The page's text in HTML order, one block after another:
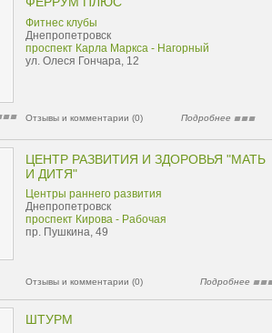
Фитнес клубы
Днепропетровск
проспект Карла Маркса - Нагорный
ул. Олеся Гончара, 12
Отзывы и комментарии (0) Подробнее
ЦЕНТР РАЗВИТИЯ И ЗДОРОВЬЯ "МАТЬ
И ДИТЯ"
Центры раннего развития
Днепропетровск
проспект Кирова - Рабочая
пр. Пушкина, 49
Отзывы и комментарии (0) Подробнее
ШТУРМ